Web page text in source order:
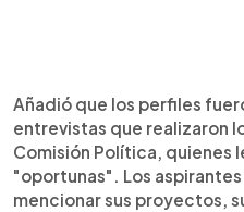
Añadió que los perfiles
entrevistas que realizaron
Comisión Política, quienes
"oportunas". Los
mencionar sus proyectos,